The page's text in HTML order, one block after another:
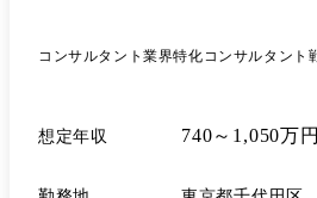
コンサルタント業界特化コンサルタント
想定年収 740～1,050万円